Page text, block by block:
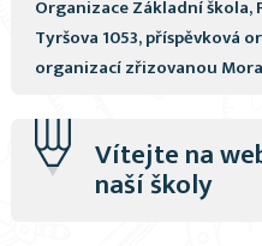
Organizace Základní
Tyršova 1053, příspěvková
organizací zřizovanou
Vítejte na
naší školy